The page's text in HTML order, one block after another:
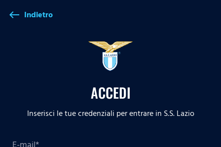
west Indietro
ACCEDI
Inserisci le tue credenziali per entrare in S.S. Lazio